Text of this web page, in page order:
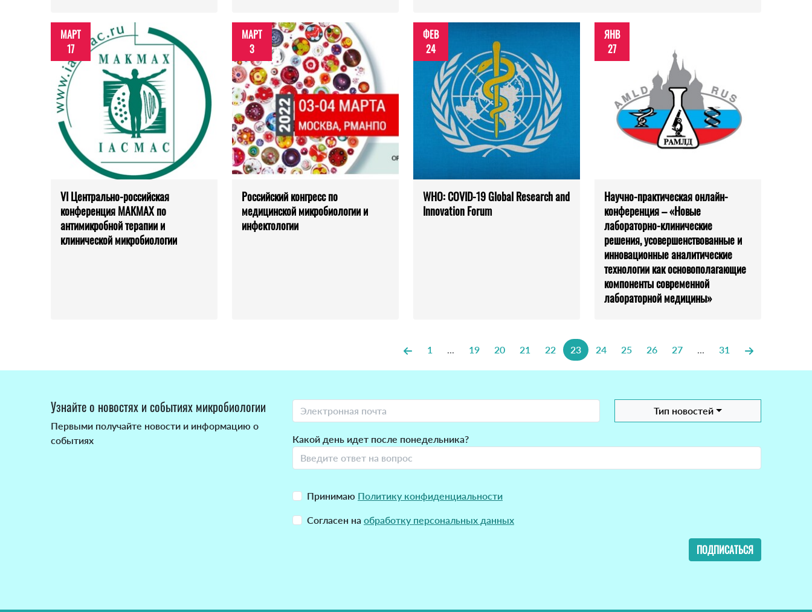
МАРТ
17
VI Центрально-российская
конференция МАКМАХ по
антимикробной терапии и
клинической микробиологии
МАРТ
3
Российский конгресс по
медицинской микробиологии и
инфектологии
ФЕВ
24
WHO: COVID-19 Global Research and
Innovation Forum
ЯНВ
27
Научно-практическая онлайн-
конференция – «Новые
лабораторно-клинические
решения, усовершенствованные и
инновационные аналитические
технологии как основополагающие
компоненты современной
лабораторной медицины»
1 ... 19 20 21 22 23 24 25 26 27 ... 31
Узнайте о новостях и событиях микробиологии
Первыми получайте новости и информацию о
событиях
Тип новостей
Какой день идет после понедельника?
Принимаю Политику конфиденциальности
Согласен на обработку персональных данных
ПОДПИСАТЬСЯ